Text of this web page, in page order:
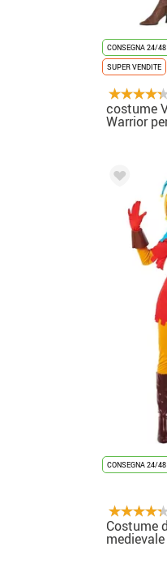
CONSEGNA 24/48
SUPER VENDITE
costume
Warrior
CONSEGNA 24/48
Costume
medievale